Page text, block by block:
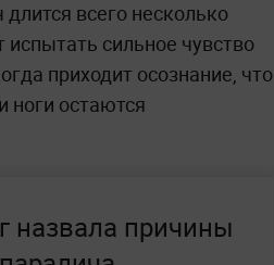
всего несколько
испытать сильное чувство
приходит осознание, что
ноги остаются
назвала причины